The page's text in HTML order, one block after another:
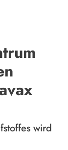
wird